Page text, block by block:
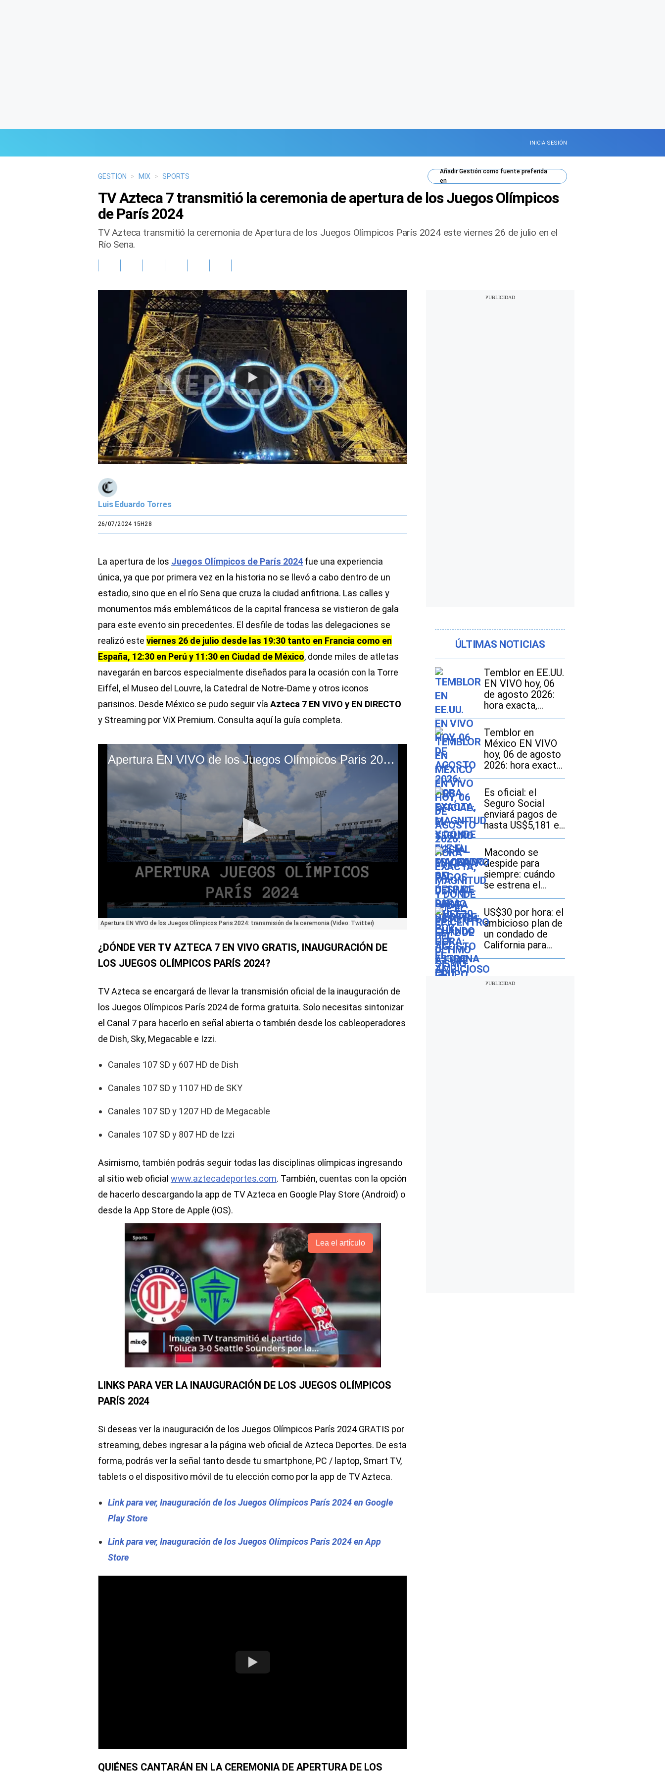
INICIA SESIÓN
GESTION > MIX > SPORTS
AñadirGestióncomo fuente preferida
en
TV Azteca 7 transmitió la ceremonia de apertura de los Juegos Olímpicos
de París 2024
TV Azteca transmitió la ceremonia de Apertura de los Juegos Olímpicos París 2024 este viernes 26 de julio en el
Río Sena.
Luis Eduardo Torres
26/07/2024 15H28
La apertura de los Juegos Olímpicos de París 2024 fue una experiencia
única, ya que por primera vez en la historia no se llevó a cabo dentro de un
estadio, sino que en el río Sena que cruza la ciudad anfitriona. Las calles y
monumentos más emblemáticos de la capital francesa se vistieron de gala
para este evento sin precedentes. El desfile de todas las delegaciones se
realizó este viernes 26 de julio desde las 19:30 tanto en Francia como en
España, 12:30 en Perú y 11:30 en Ciudad de México, donde miles de atletas
navegarán en barcos especialmente diseñados para la ocasión con la Torre
Eiffel, el Museo del Louvre, la Catedral de Notre-Dame y otros iconos
parisinos. Desde México se pudo seguir vía Azteca 7 EN VIVO y EN DIRECTO
y Streaming por ViX Premium. Consulta aquí la guía completa.
Apertura EN VIVO de los Juegos Olímpicos Paris 2024: transmisión de la ceremonia (Video: Twitter)
0
seconds
37
secondsVolume
90%
Apertura EN VIVO de los Juegos Olímpicos Paris 2024: transmisión de la ceremonia (Video: Twitter)
¿DÓNDE VER TV AZTECA 7 EN VIVO GRATIS, INAUGURACIÓN DE
LOS JUEGOS OLÍMPICOS PARÍS 2024?
TV Azteca se encargará de llevar la transmisión oficial de la inauguración de
los Juegos Olímpicos París 2024 de forma gratuita. Solo necesitas sintonizar
el Canal 7 para hacerlo en señal abierta o también desde los cableoperadores
de Dish, Sky, Megacable e Izzi.
Canales 107 SD y 607 HD de Dish
Canales 107 SD y 1107 HD de SKY
Canales 107 SD y 1207 HD de Megacable
Canales 107 SD y 807 HD de Izzi
Asimismo, también podrás seguir todas las disciplinas olímpicas ingresando
al sitio web oficial www.aztecadeportes.com. También, cuentas con la opción
de hacerlo descargando la app de TV Azteca en Google Play Store (Android) o
desde la App Store de Apple (iOS).
Lea el artículo
LINKS PARA VER LA INAUGURACIÓN DE LOS JUEGOS OLÍMPICOS
PARÍS 2024
Si deseas ver la inauguración de los Juegos Olímpicos París 2024 GRATIS por
streaming, debes ingresar a la página web oficial de Azteca Deportes. De esta
forma, podrás ver la señal tanto desde tu smartphone, PC / laptop, Smart TV,
tablets o el dispositivo móvil de tu elección como por la app de TV Azteca.
Link para ver, Inauguración de los Juegos Olímpicos París 2024 en Google
Play Store
Link para ver, Inauguración de los Juegos Olímpicos París 2024 en App
Store
QUIÉNES CANTARÁN EN LA CEREMONIA DE APERTURA DE LOS
ÚLTIMAS NOTICIAS
Temblor en EE.UU.
EN VIVO hoy, 06
de agosto 2026:
hora exacta,
magnitud y dónde
fue el epicentro
del último sismo
Temblor en
México EN VIVO
hoy, 06 de agosto
2026: hora exacta,
magnitud y dónde
fue el epicentro
del último sismo
Es oficial: el
Seguro Social
enviará pagos de
hasta US$5,181 el
12 de agosto a
este grupo de
ciudadanos
Macondo se
despide para
siempre: cuándo
se estrena el
episodio final de la
serie “Cien años
de soledad” en
Netflix
US$30 por hora: el
ambicioso plan de
un condado de
California para
tener el salario
mínimo más alto